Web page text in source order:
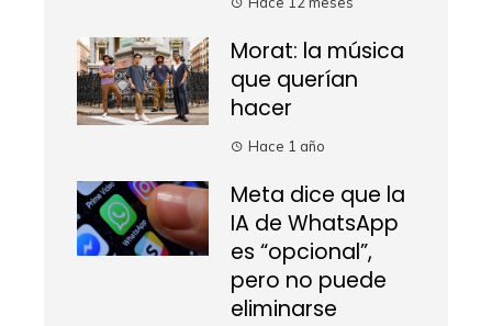
Morat: la música
que querían
hacer
Hace 1 año
Meta dice que la
IA de WhatsApp
es “opcional”,
pero no puede
eliminarse